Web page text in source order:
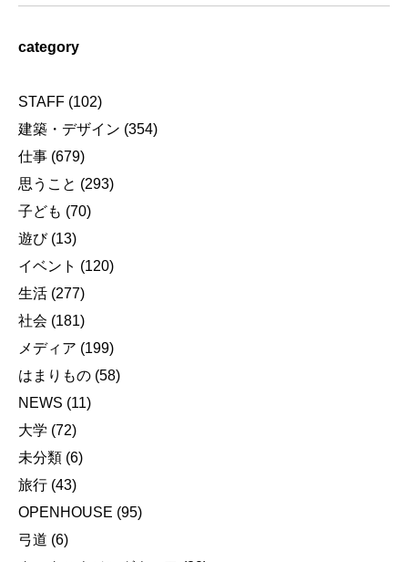
category
STAFF (102)
建築・デザイン (354)
仕事 (679)
思うこと (293)
子ども (70)
遊び(13)
イベント (120)
生活 (277)
社会 (181)
メディア (199)
はまりもの (58)
NEWS (11)
大学 (72)
未分類 (6)
旅行 (43)
OPENHOUSE (95)
弓道 (6)